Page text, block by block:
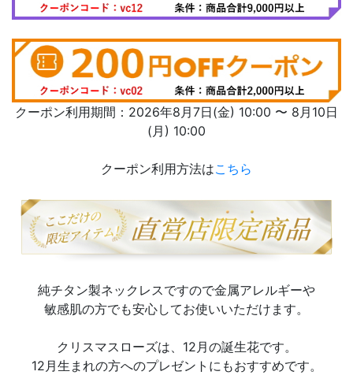
クーポン利用期間：2026年8月7日(金) 10:00 〜 8月10日
(月) 10:00
クーポン利用方法はこちら
純チタン製ネックレスですので金属アレルギーや
敏感肌の方でも安心してお使いいただけます。
クリスマスローズは、12月の誕生花です。
12月生まれの方へのプレゼントにもおすすめです。